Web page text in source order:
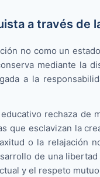
a través de
no como un
mediante la
a la
rechaza de
que esclavizan la
o la relajación
de una
y el respeto